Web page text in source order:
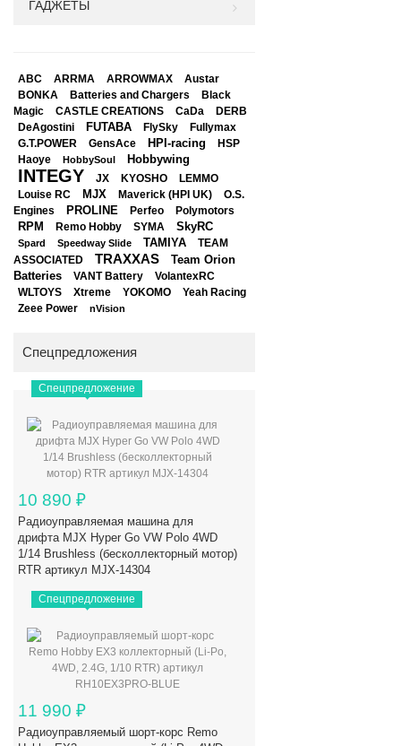
ГАДЖЕТЫ
ABC ARRMA ARROWMAX Austar
BONKA Batteries and Chargers
Black
Magic
CASTLE CREATIONS CaDa DERB
DeAgostini FUTABA FlySky Fullymax
G.T.POWER GensAce HPI-racing
HSP
Haoye
HobbySoul Hobbywing
INTEGY JX KYOSHO
LEMMO
Louise RC
MJX Maverick (HPI UK)
O.S.
Engines
PROLINE Perfeo Polymotors
RPM Remo Hobby SYMA SkyRC
Spard Speedway Slide TAMIYA
TEAM
ASSOCIATED
TRAXXAS
Team Orion
Batteries
VANT Battery VolantexRC
WLTOYS Xtreme YOKOMO Yeah Racing
Zeee Power nVision
Спецпредложения
Спецпредложение
10 890 ₽
Радиоуправляемая машина для
дрифта MJX Hyper Go VW Polo 4WD
1/14 Brushless (бесколлекторный мотор)
RTR артикул MJX-14304
Спецпредложение
11 990 ₽
Радиоуправляемый шорт-корс Remo